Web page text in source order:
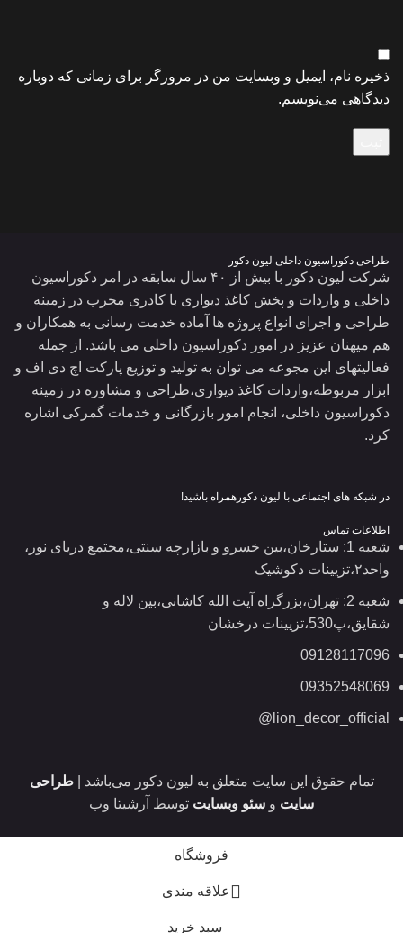
ذخیره نام، ایمیل و وبسایت من در مرورگر برای زمانی که دوباره
دیدگاهی می‌نویسم.
طراحی دکوراسیون داخلی لیون دکور
شرکت لیون دکور با بیش از ۴۰ سال سابقه در امر دکوراسیون
داخلی و واردات و پخش کاغذ دیواری با کادری مجرب در زمینه
طراحی و اجرای انواع پروژه ها آماده خدمت رسانی به همکاران و
هم میهنان عزیز در امور دکوراسیون داخلی می باشد. از جمله
فعالیتهای این مجوعه می توان به تولید و توزیع پارکت اچ دی اف و
ابزار مربوطه،واردات کاغذ دیواری،طراحی و مشاوره در زمینه
دکوراسیون داخلی، انجام امور بازرگانی و خدمات گمرکی اشاره
کرد.
در شبکه های اجتماعی با لیون دکورهمراه باشید!
اطلاعات تماس
شعبه 1: ستارخان،بین خسرو و بازارچه سنتی،مجتمع دریای نور،
واحد۲،تزیینات دکوشیک
شعبه 2: تهران،بزرگراه آیت الله کاشانی،بین لاله و
شقایق،پ530،تزیینات درخشان
09128117096
09352548069
lion_decor_official@
تمام حقوق این سایت متعلق به لیون دکور می‌باشد |طراحی
سایت و سئو وبسایت توسط آرشیتا وب
فروشگاه
علاقه مندی
سبد خرید